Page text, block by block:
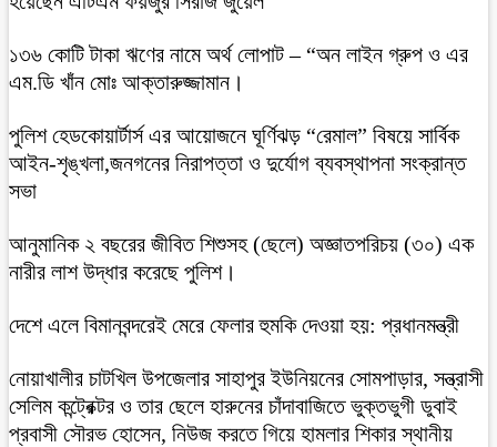
১৩৬ কোটি টাকা ঋণের নামে অর্থ লোপাট – “অন লাইন গ্রুপ ও এর
এম.ডি খাঁন মোঃ আক্তারুজ্জামান।
পুলিশ হেডকোয়ার্টার্স এর আয়োজনে ঘূর্ণিঝড় “রেমাল” বিষয়ে সার্বিক
আইন-শৃঙ্খলা,জনগনের নিরাপত্তা ও দুর্যোগ ব্যবস্থাপনা সংক্রান্ত
সভা
আনুমানিক ২ বছরের জীবিত শিশুসহ (ছেলে) অজ্ঞাতপরিচয় (৩০) এক
নারীর লাশ উদ্ধার করেছে পুলিশ।
দেশে এলে বিমানবন্দরেই মেরে ফেলার হুমকি দেওয়া হয়: প্রধানমন্ত্রী
নোয়াখালীর চাটখিল উপজেলার সাহাপুর ইউনিয়নের সোমপাড়ার, সন্ত্রাসী
সেলিম কন্ট্রেক্টর ও তার ছেলে হারুনের চাঁদাবাজিতে ভুক্তভুগী ডুবাই
প্রবাসী সৌরভ হোসেন, নিউজ করতে গিয়ে হামলার শিকার স্থানীয়